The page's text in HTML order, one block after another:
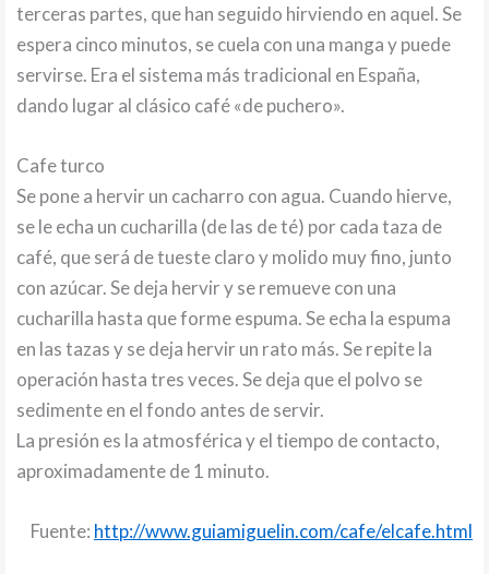
terceras partes, que han seguido hirviendo en aquel. Se
espera cinco minutos, se cuela con una manga y puede
servirse. Era el sistema más tradicional en España,
dando lugar al clásico café «de puchero».
Cafe turco
Se pone a hervir un cacharro con agua. Cuando hierve,
se le echa un cucharilla (de las de té) por cada taza de
café, que será de tueste claro y molido muy fino, junto
con azúcar. Se deja hervir y se remueve con una
cucharilla hasta que forme espuma. Se echa la espuma
en las tazas y se deja hervir un rato más. Se repite la
operación hasta tres veces. Se deja que el polvo se
sedimente en el fondo antes de servir.
La presión es la atmosférica y el tiempo de contacto,
aproximadamente de 1 minuto.
Fuente: http://www.guiamiguelin.com/cafe/elcafe.html